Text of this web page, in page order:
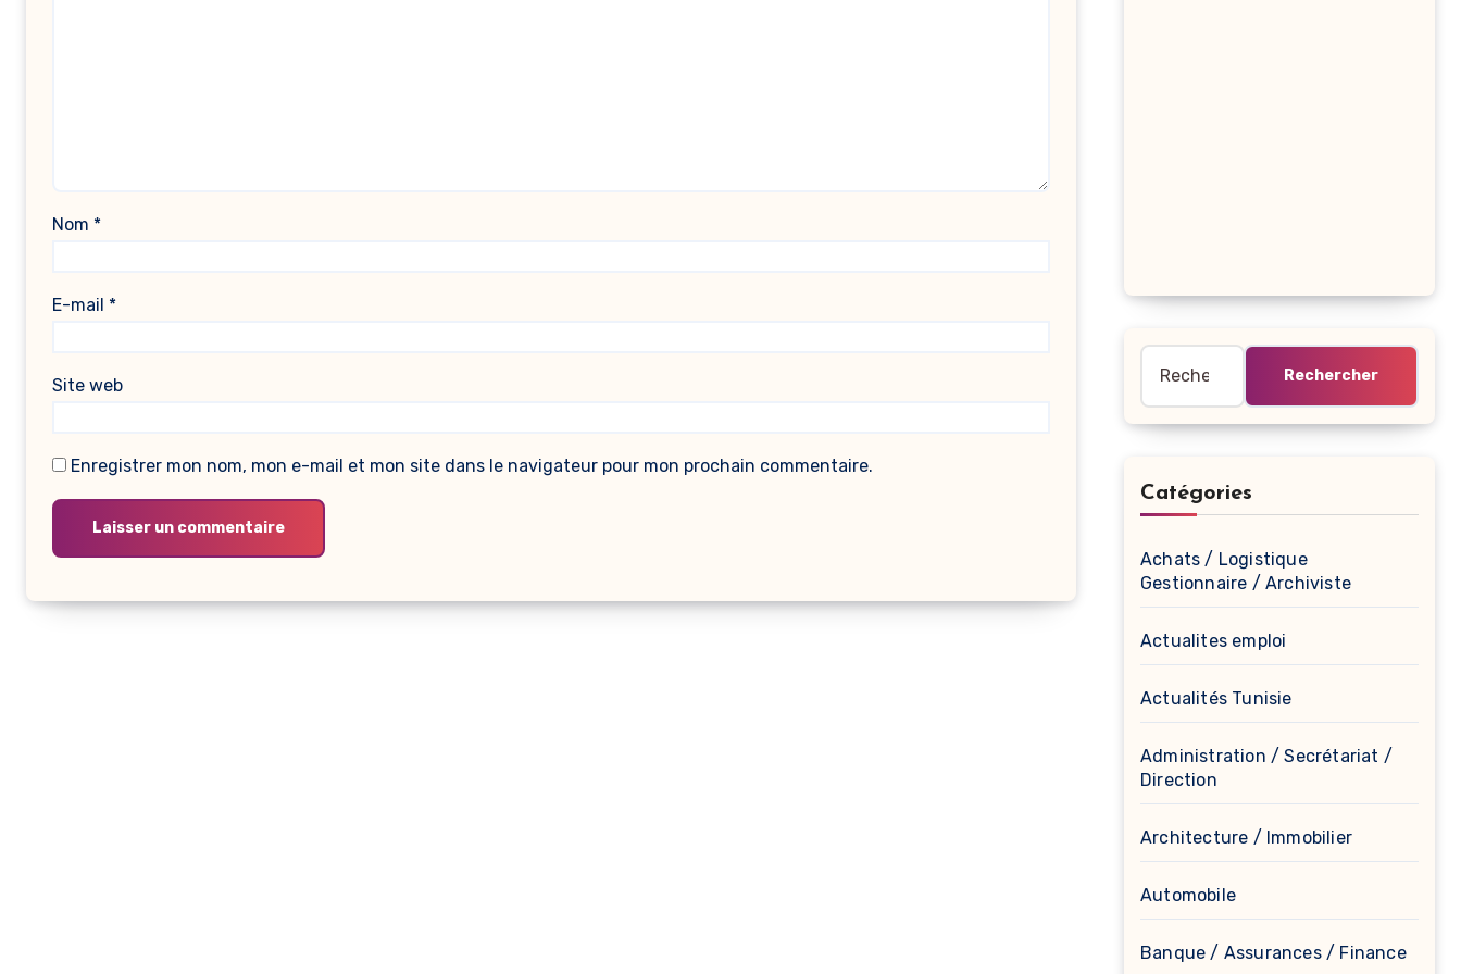
Nom *
E-mail *
Site web
Enregistrer mon nom, mon e-mail et mon site dans le navigateur pour mon prochain commentaire.
Catégories
Achats / Logistique
Gestionnaire / Archiviste
Actualites emploi
Actualités Tunisie
Administration / Secrétariat /
Direction
Architecture / Immobilier
Automobile
Banque / Assurances / Finance